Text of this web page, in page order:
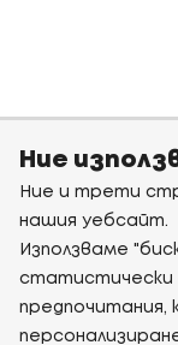
Ние
Ние и трети
нашия уебсайт.
Използваме
статистически
предпочитания,